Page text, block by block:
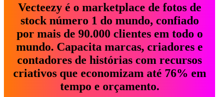
Vecteezy é o marketplace de fotos de
stock número 1 do mundo, confiado
por mais de 90.000 clientes em todo o
mundo. Capacita marcas, criadores e
contadores de histórias com recursos
criativos que economizam até 76% em
tempo e orçamento.